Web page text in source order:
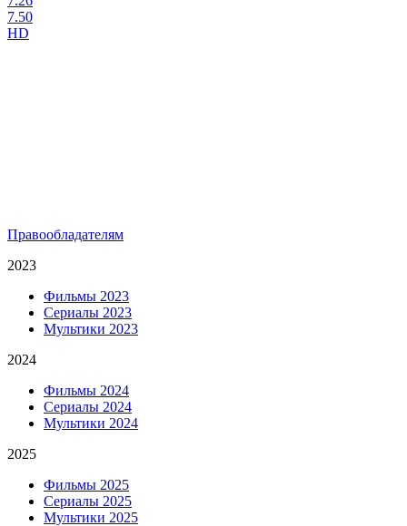
7.50
HD
Правообладателям
2023
Фильмы 2023
Сериалы 2023
Мультики 2023
2024
Фильмы 2024
Сериалы 2024
Мультики 2024
2025
Фильмы 2025
Сериалы 2025
Мультики 2025